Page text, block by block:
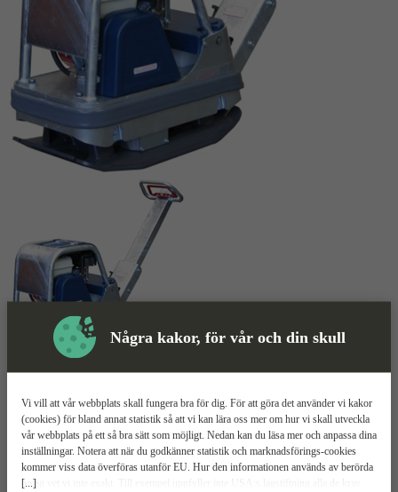
Några kakor, för vår och din skull
[...]
Vi vill att vår webbplats skall fungera bra för dig. För att göra det använder vi kakor
(cookies) för bland annat statistik så att vi kan lära oss mer om hur vi skall utveckla
vår webbplats på ett så bra sätt som möjligt. Nedan kan du läsa mer och anpassa dina
inställningar. Notera att när du godkänner statistik och marknadsförings-cookies
kommer viss data överföras utanför EU. Hur den informationen används av berörda
bolag vet vi inte exakt. Till exempel uppfyller inte USA:s lagstiftning alla de krav
Mer information
Swepac FB 165
4600W effekt
Fram- och bakåtgående